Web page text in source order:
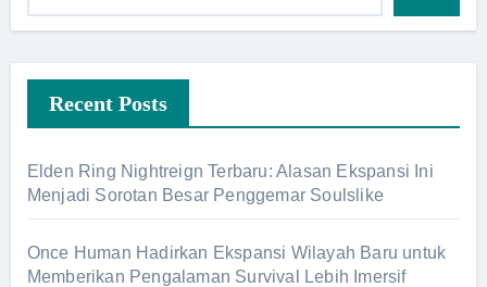
Recent Posts
Elden Ring Nightreign Terbaru: Alasan Ekspansi Ini
Menjadi Sorotan Besar Penggemar Soulslike
Once Human Hadirkan Ekspansi Wilayah Baru untuk
Memberikan Pengalaman Survival Lebih Imersif